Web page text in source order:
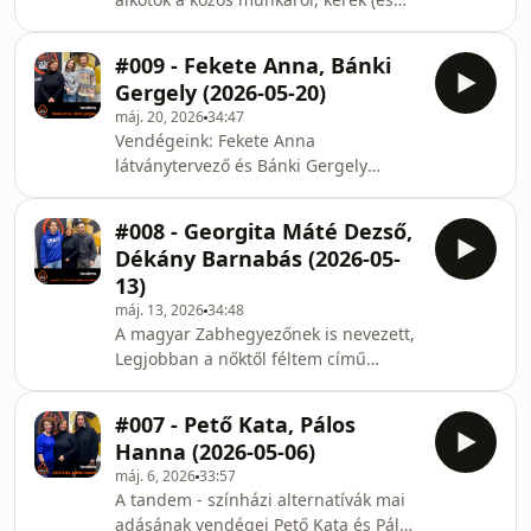
Balázsy Pannával minden szerdán
20h-tól 21h-ig a radiocafén a Jurányi
Produkciós Közösségi Inkubátorház és
a Füge P
hangsúlyos társadalmi témákról is
mesélnek.tandem - színházi
alternatívák Balázsy Pannával minden
szerdán 20h-tól 21h-ig a radiocafén a
Jurányi Produkciós Közösségi
Inkubátorház és a Füge Produkció
szakmai támogatásával.
#009 - Fekete Anna, Bánki
Gergely (2026-05-20)
máj. 20, 202634:47
Vendégeink: Fekete Anna
látványtervező és Bánki Gergely
szabadságának tiszteletben
tartásáról, továbbá arról, hogy hogyan
változott meg az életük gyermekük
érkezésével, és hogy mit jelent
számukra a Jurányi.tandem - színházi
alternatívák Balázsy Pannával minden
szerdán 20h-tól 21h-ig a radiocafén a
Jurányi Produkciós Közösségi
Inkubátorház
#008 - Georgita Máté Dezső,
Dékány Barnabás (2026-05-
13)
máj. 13, 202634:48
A magyar Zabhegyezőnek is nevezett,
Legjobban a nőktől féltem című
Georgita Máté Dezső és Dékány
Barnabás a tandem – színházi
alternatívák mai adásában.Beszélnek
a szereptorlódásokról, a színész-
#007 - Pető Kata, Pálos
Hanna (2026-05-06)
máj. 6, 202633:57
A tandem - színházi alternatívák mai
adásának vendégei Pető Kata és Pálos